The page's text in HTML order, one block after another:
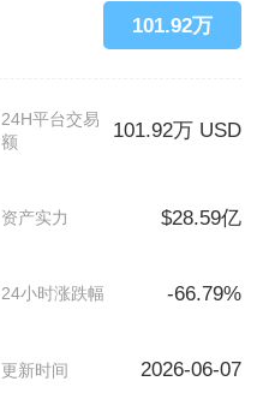
101.92万
24H平台交易
额
101.92万 USD
资产实力 $28.59亿
24小时涨跌幅 -66.79%
更新时间 2026-06-07